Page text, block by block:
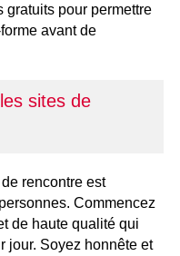
gratuits pour permettre
avant de
sites de
rencontre est
Commencez
de haute qualité qui
jour. Soyez honnête et